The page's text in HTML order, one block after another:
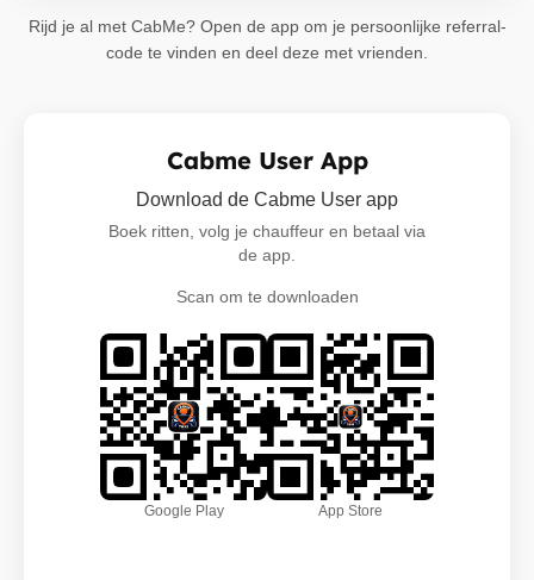
Rijd je al met CabMe? Open de app om je persoonlijke referral-
code te vinden en deel deze met vrienden.
Cabme User App
Download de Cabme User app
Boek ritten, volg je chauffeur en betaal via
de app.
Scan om te downloaden
Google Play App Store